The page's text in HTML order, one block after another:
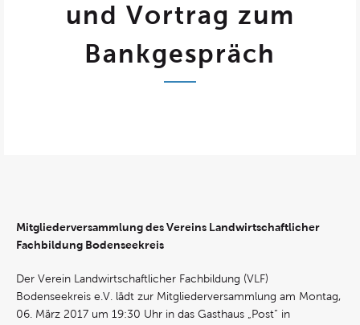
und Vortrag zum
Bankgespräch
Mitgliederversammlung des Vereins Landwirtschaftlicher
Fachbildung Bodenseekreis
Der Verein Landwirtschaftlicher Fachbildung (VLF)
Bodenseekreis e.V. lädt zur Mitgliederversammlung am Montag,
06. März 2017 um 19:30 Uhr in das Gasthaus „Post“ in